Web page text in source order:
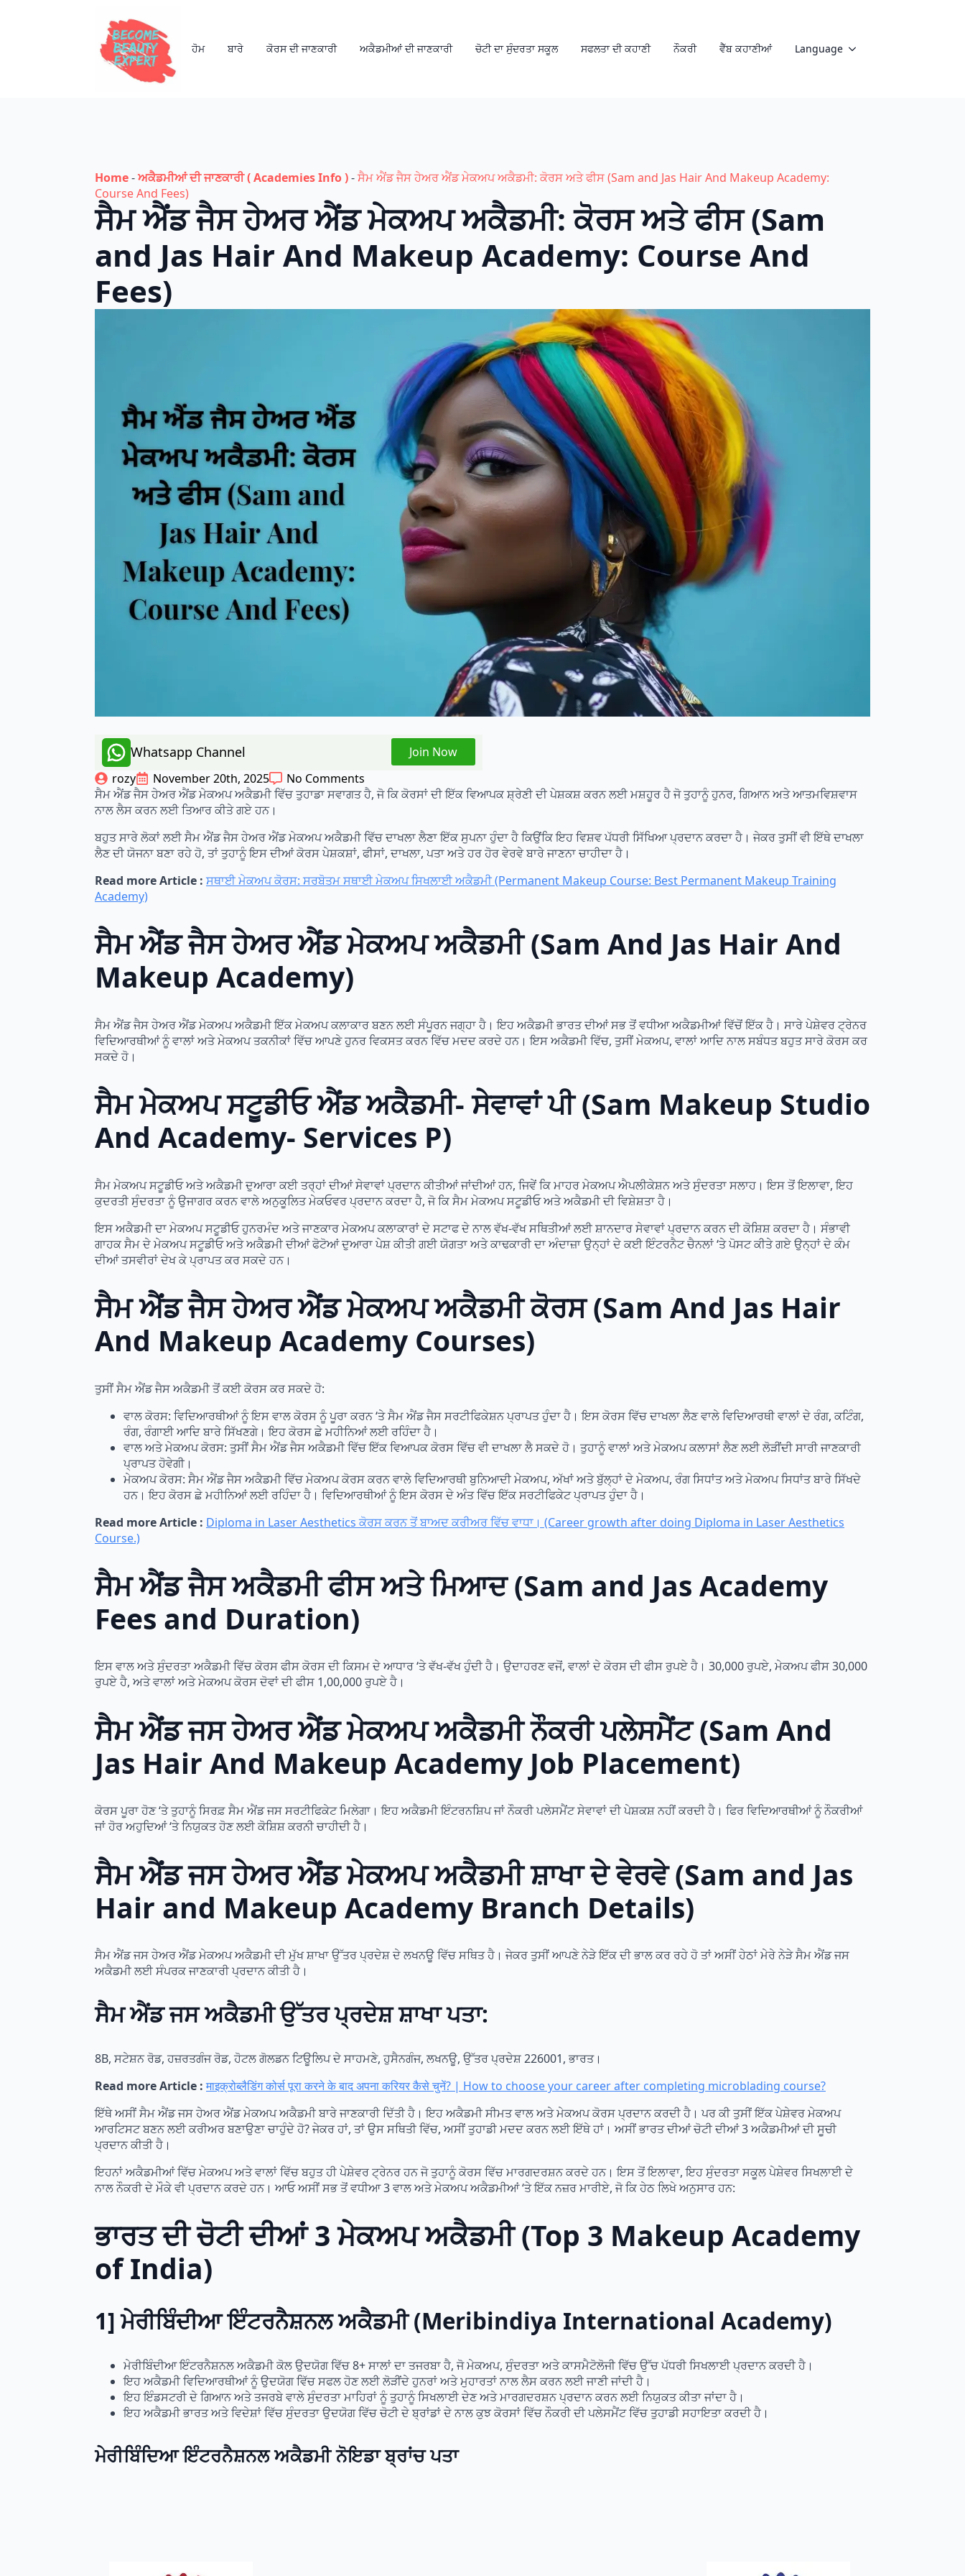
ਹੋਮ ਬਾਰੇ ਕੋਰਸ ਦੀ ਜਾਣਕਾਰੀ ਅਕੈਡਮੀਆਂ ਦੀ ਜਾਣਕਾਰੀ ਚੋਟੀ ਦਾ ਸੁੰਦਰਤਾ ਸਕੂਲ ਸਫਲਤਾ ਦੀ ਕਹਾਣੀ ਨੌਕਰੀ ਵੈੱਬ ਕਹਾਣੀਆਂ Language
Home-ਅਕੈਡਮੀਆਂ ਦੀ ਜਾਣਕਾਰੀ ( Academies Info )-ਸੈਮ ਐਂਡ ਜੈਸ ਹੇਅਰ ਐਂਡ ਮੇਕਅਪ ਅਕੈਡਮੀ: ਕੋਰਸ ਅਤੇ ਫੀਸ (Sam and Jas Hair And Makeup Academy:
Course And Fees)
ਸੈਮ ਐਂਡ ਜੈਸ ਹੇਅਰ ਐਂਡ ਮੇਕਅਪ ਅਕੈਡਮੀ: ਕੋਰਸ ਅਤੇ ਫੀਸ (Sam
and Jas Hair And Makeup Academy: Course And
Fees)
Whatsapp Channel
Join Now
rozy
November 20th, 2025
No Comments
ਸੈਮ ਐਂਡ ਜੈਸ ਹੇਅਰ ਐਂਡ ਮੇਕਅਪ ਅਕੈਡਮੀ ਵਿੱਚ ਤੁਹਾਡਾ ਸਵਾਗਤ ਹੈ, ਜੋ ਕਿ ਕੋਰਸਾਂ ਦੀ ਇੱਕ ਵਿਆਪਕ ਸ਼੍ਰੇਣੀ ਦੀ ਪੇਸ਼ਕਸ਼ ਕਰਨ ਲਈ ਮਸ਼ਹੂਰ ਹੈ ਜੋ ਤੁਹਾਨੂੰ ਹੁਨਰ, ਗਿਆਨ ਅਤੇ ਆਤਮਵਿਸ਼ਵਾਸ
ਨਾਲ ਲੈਸ ਕਰਨ ਲਈ ਤਿਆਰ ਕੀਤੇ ਗਏ ਹਨ।
ਬਹੁਤ ਸਾਰੇ ਲੋਕਾਂ ਲਈ ਸੈਮ ਐਂਡ ਜੈਸ ਹੇਅਰ ਐਂਡ ਮੇਕਅਪ ਅਕੈਡਮੀ ਵਿੱਚ ਦਾਖਲਾ ਲੈਣਾ ਇੱਕ ਸੁਪਨਾ ਹੁੰਦਾ ਹੈ ਕਿਉਂਕਿ ਇਹ ਵਿਸ਼ਵ ਪੱਧਰੀ ਸਿੱਖਿਆ ਪ੍ਰਦਾਨ ਕਰਦਾ ਹੈ। ਜੇਕਰ ਤੁਸੀਂ ਵੀ ਇੱਥੇ ਦਾਖਲਾ
ਲੈਣ ਦੀ ਯੋਜਨਾ ਬਣਾ ਰਹੇ ਹੋ, ਤਾਂ ਤੁਹਾਨੂੰ ਇਸ ਦੀਆਂ ਕੋਰਸ ਪੇਸ਼ਕਸ਼ਾਂ, ਫੀਸਾਂ, ਦਾਖਲਾ, ਪਤਾ ਅਤੇ ਹਰ ਹੋਰ ਵੇਰਵੇ ਬਾਰੇ ਜਾਣਨਾ ਚਾਹੀਦਾ ਹੈ।
Read more Article : ਸਥਾਈ ਮੇਕਅਪ ਕੋਰਸ: ਸਰਬੋਤਮ ਸਥਾਈ ਮੇਕਅਪ ਸਿਖਲਾਈ ਅਕੈਡਮੀ (Permanent Makeup Course: Best Permanent Makeup Training
Academy)
ਸੈਮ ਐਂਡ ਜੈਸ ਹੇਅਰ ਐਂਡ ਮੇਕਅਪ ਅਕੈਡਮੀ (Sam And Jas Hair And
Makeup Academy)
ਸੈਮ ਐਂਡ ਜੈਸ ਹੇਅਰ ਐਂਡ ਮੇਕਅਪ ਅਕੈਡਮੀ ਇੱਕ ਮੇਕਅਪ ਕਲਾਕਾਰ ਬਣਨ ਲਈ ਸੰਪੂਰਨ ਜਗ੍ਹਾ ਹੈ। ਇਹ ਅਕੈਡਮੀ ਭਾਰਤ ਦੀਆਂ ਸਭ ਤੋਂ ਵਧੀਆ ਅਕੈਡਮੀਆਂ ਵਿੱਚੋਂ ਇੱਕ ਹੈ। ਸਾਰੇ ਪੇਸ਼ੇਵਰ ਟ੍ਰੇਨਰ
ਵਿਦਿਆਰਥੀਆਂ ਨੂੰ ਵਾਲਾਂ ਅਤੇ ਮੇਕਅਪ ਤਕਨੀਕਾਂ ਵਿੱਚ ਆਪਣੇ ਹੁਨਰ ਵਿਕਸਤ ਕਰਨ ਵਿੱਚ ਮਦਦ ਕਰਦੇ ਹਨ। ਇਸ ਅਕੈਡਮੀ ਵਿੱਚ, ਤੁਸੀਂ ਮੇਕਅਪ, ਵਾਲਾਂ ਆਦਿ ਨਾਲ ਸਬੰਧਤ ਬਹੁਤ ਸਾਰੇ ਕੋਰਸ ਕਰ
ਸਕਦੇ ਹੋ।
ਸੈਮ ਮੇਕਅਪ ਸਟੂਡੀਓ ਐਂਡ ਅਕੈਡਮੀ- ਸੇਵਾਵਾਂ ਪੀ (Sam Makeup Studio
And Academy- Services P)
ਸੈਮ ਮੇਕਅਪ ਸਟੂਡੀਓ ਅਤੇ ਅਕੈਡਮੀ ਦੁਆਰਾ ਕਈ ਤਰ੍ਹਾਂ ਦੀਆਂ ਸੇਵਾਵਾਂ ਪ੍ਰਦਾਨ ਕੀਤੀਆਂ ਜਾਂਦੀਆਂ ਹਨ, ਜਿਵੇਂ ਕਿ ਮਾਹਰ ਮੇਕਅਪ ਐਪਲੀਕੇਸ਼ਨ ਅਤੇ ਸੁੰਦਰਤਾ ਸਲਾਹ। ਇਸ ਤੋਂ ਇਲਾਵਾ, ਇਹ
ਕੁਦਰਤੀ ਸੁੰਦਰਤਾ ਨੂੰ ਉਜਾਗਰ ਕਰਨ ਵਾਲੇ ਅਨੁਕੂਲਿਤ ਮੇਕਓਵਰ ਪ੍ਰਦਾਨ ਕਰਦਾ ਹੈ, ਜੋ ਕਿ ਸੈਮ ਮੇਕਅਪ ਸਟੂਡੀਓ ਅਤੇ ਅਕੈਡਮੀ ਦੀ ਵਿਸ਼ੇਸ਼ਤਾ ਹੈ।
ਇਸ ਅਕੈਡਮੀ ਦਾ ਮੇਕਅਪ ਸਟੂਡੀਓ ਹੁਨਰਮੰਦ ਅਤੇ ਜਾਣਕਾਰ ਮੇਕਅਪ ਕਲਾਕਾਰਾਂ ਦੇ ਸਟਾਫ ਦੇ ਨਾਲ ਵੱਖ-ਵੱਖ ਸਥਿਤੀਆਂ ਲਈ ਸ਼ਾਨਦਾਰ ਸੇਵਾਵਾਂ ਪ੍ਰਦਾਨ ਕਰਨ ਦੀ ਕੋਸ਼ਿਸ਼ ਕਰਦਾ ਹੈ। ਸੰਭਾਵੀ
ਗਾਹਕ ਸੈਮ ਦੇ ਮੇਕਅਪ ਸਟੂਡੀਓ ਅਤੇ ਅਕੈਡਮੀ ਦੀਆਂ ਫੋਟੋਆਂ ਦੁਆਰਾ ਪੇਸ਼ ਕੀਤੀ ਗਈ ਯੋਗਤਾ ਅਤੇ ਕਾਢਕਾਰੀ ਦਾ ਅੰਦਾਜ਼ਾ ਉਨ੍ਹਾਂ ਦੇ ਕਈ ਇੰਟਰਨੈਟ ਚੈਨਲਾਂ ‘ਤੇ ਪੋਸਟ ਕੀਤੇ ਗਏ ਉਨ੍ਹਾਂ ਦੇ ਕੰਮ
ਦੀਆਂ ਤਸਵੀਰਾਂ ਦੇਖ ਕੇ ਪ੍ਰਾਪਤ ਕਰ ਸਕਦੇ ਹਨ।
ਸੈਮ ਐਂਡ ਜੈਸ ਹੇਅਰ ਐਂਡ ਮੇਕਅਪ ਅਕੈਡਮੀ ਕੋਰਸ (Sam And Jas Hair
And Makeup Academy Courses)
ਤੁਸੀਂ ਸੈਮ ਐਂਡ ਜੈਸ ਅਕੈਡਮੀ ਤੋਂ ਕਈ ਕੋਰਸ ਕਰ ਸਕਦੇ ਹੋ:
ਵਾਲ ਕੋਰਸ: ਵਿਦਿਆਰਥੀਆਂ ਨੂੰ ਇਸ ਵਾਲ ਕੋਰਸ ਨੂੰ ਪੂਰਾ ਕਰਨ ‘ਤੇ ਸੈਮ ਐਂਡ ਜੈਸ ਸਰਟੀਫਿਕੇਸ਼ਨ ਪ੍ਰਾਪਤ ਹੁੰਦਾ ਹੈ। ਇਸ ਕੋਰਸ ਵਿੱਚ ਦਾਖਲਾ ਲੈਣ ਵਾਲੇ ਵਿਦਿਆਰਥੀ ਵਾਲਾਂ ਦੇ ਰੰਗ, ਕਟਿੰਗ,
ਰੰਗ, ਰੰਗਾਈ ਆਦਿ ਬਾਰੇ ਸਿੱਖਣਗੇ। ਇਹ ਕੋਰਸ ਛੇ ਮਹੀਨਿਆਂ ਲਈ ਰਹਿੰਦਾ ਹੈ।
ਵਾਲ ਅਤੇ ਮੇਕਅਪ ਕੋਰਸ: ਤੁਸੀਂ ਸੈਮ ਐਂਡ ਜੈਸ ਅਕੈਡਮੀ ਵਿੱਚ ਇੱਕ ਵਿਆਪਕ ਕੋਰਸ ਵਿੱਚ ਵੀ ਦਾਖਲਾ ਲੈ ਸਕਦੇ ਹੋ। ਤੁਹਾਨੂੰ ਵਾਲਾਂ ਅਤੇ ਮੇਕਅਪ ਕਲਾਸਾਂ ਲੈਣ ਲਈ ਲੋੜੀਂਦੀ ਸਾਰੀ ਜਾਣਕਾਰੀ
ਪ੍ਰਾਪਤ ਹੋਵੇਗੀ।
ਮੇਕਅਪ ਕੋਰਸ: ਸੈਮ ਐਂਡ ਜੈਸ ਅਕੈਡਮੀ ਵਿੱਚ ਮੇਕਅਪ ਕੋਰਸ ਕਰਨ ਵਾਲੇ ਵਿਦਿਆਰਥੀ ਬੁਨਿਆਦੀ ਮੇਕਅਪ, ਅੱਖਾਂ ਅਤੇ ਬੁੱਲ੍ਹਾਂ ਦੇ ਮੇਕਅਪ, ਰੰਗ ਸਿਧਾਂਤ ਅਤੇ ਮੇਕਅਪ ਸਿਧਾਂਤ ਬਾਰੇ ਸਿੱਖਦੇ
ਹਨ। ਇਹ ਕੋਰਸ ਛੇ ਮਹੀਨਿਆਂ ਲਈ ਰਹਿੰਦਾ ਹੈ। ਵਿਦਿਆਰਥੀਆਂ ਨੂੰ ਇਸ ਕੋਰਸ ਦੇ ਅੰਤ ਵਿੱਚ ਇੱਕ ਸਰਟੀਫਿਕੇਟ ਪ੍ਰਾਪਤ ਹੁੰਦਾ ਹੈ।
Read more Article : Diploma in Laser Aesthetics ਕੋਰਸ ਕਰਨ ਤੋਂ ਬਾਅਦ ਕਰੀਅਰ ਵਿੱਚ ਵਾਧਾ। (Career growth after doing Diploma in Laser Aesthetics
Course.)
ਸੈਮ ਐਂਡ ਜੈਸ ਅਕੈਡਮੀ ਫੀਸ ਅਤੇ ਮਿਆਦ (Sam and Jas Academy
Fees and Duration)
ਇਸ ਵਾਲ ਅਤੇ ਸੁੰਦਰਤਾ ਅਕੈਡਮੀ ਵਿੱਚ ਕੋਰਸ ਫੀਸ ਕੋਰਸ ਦੀ ਕਿਸਮ ਦੇ ਆਧਾਰ ‘ਤੇ ਵੱਖ-ਵੱਖ ਹੁੰਦੀ ਹੈ। ਉਦਾਹਰਣ ਵਜੋਂ, ਵਾਲਾਂ ਦੇ ਕੋਰਸ ਦੀ ਫੀਸ ਰੁਪਏ ਹੈ। 30,000 ਰੁਪਏ, ਮੇਕਅਪ ਫੀਸ 30,000
ਰੁਪਏ ਹੈ, ਅਤੇ ਵਾਲਾਂ ਅਤੇ ਮੇਕਅਪ ਕੋਰਸ ਦੋਵਾਂ ਦੀ ਫੀਸ 1,00,000 ਰੁਪਏ ਹੈ।
ਸੈਮ ਐਂਡ ਜਸ ਹੇਅਰ ਐਂਡ ਮੇਕਅਪ ਅਕੈਡਮੀ ਨੌਕਰੀ ਪਲੇਸਮੈਂਟ (Sam And
Jas Hair And Makeup Academy Job Placement)
ਕੋਰਸ ਪੂਰਾ ਹੋਣ ‘ਤੇ ਤੁਹਾਨੂੰ ਸਿਰਫ਼ ਸੈਮ ਐਂਡ ਜਸ ਸਰਟੀਫਿਕੇਟ ਮਿਲੇਗਾ। ਇਹ ਅਕੈਡਮੀ ਇੰਟਰਨਸ਼ਿਪ ਜਾਂ ਨੌਕਰੀ ਪਲੇਸਮੈਂਟ ਸੇਵਾਵਾਂ ਦੀ ਪੇਸ਼ਕਸ਼ ਨਹੀਂ ਕਰਦੀ ਹੈ। ਫਿਰ ਵਿਦਿਆਰਥੀਆਂ ਨੂੰ ਨੌਕਰੀਆਂ
ਜਾਂ ਹੋਰ ਅਹੁਦਿਆਂ ‘ਤੇ ਨਿਯੁਕਤ ਹੋਣ ਲਈ ਕੋਸ਼ਿਸ਼ ਕਰਨੀ ਚਾਹੀਦੀ ਹੈ।
ਸੈਮ ਐਂਡ ਜਸ ਹੇਅਰ ਐਂਡ ਮੇਕਅਪ ਅਕੈਡਮੀ ਸ਼ਾਖਾ ਦੇ ਵੇਰਵੇ (Sam and Jas
Hair and Makeup Academy Branch Details)
ਸੈਮ ਐਂਡ ਜਸ ਹੇਅਰ ਐਂਡ ਮੇਕਅਪ ਅਕੈਡਮੀ ਦੀ ਮੁੱਖ ਸ਼ਾਖਾ ਉੱਤਰ ਪ੍ਰਦੇਸ਼ ਦੇ ਲਖਨਊ ਵਿੱਚ ਸਥਿਤ ਹੈ। ਜੇਕਰ ਤੁਸੀਂ ਆਪਣੇ ਨੇੜੇ ਇੱਕ ਦੀ ਭਾਲ ਕਰ ਰਹੇ ਹੋ ਤਾਂ ਅਸੀਂ ਹੇਠਾਂ ਮੇਰੇ ਨੇੜੇ ਸੈਮ ਐਂਡ ਜਸ
ਅਕੈਡਮੀ ਲਈ ਸੰਪਰਕ ਜਾਣਕਾਰੀ ਪ੍ਰਦਾਨ ਕੀਤੀ ਹੈ।
ਸੈਮ ਐਂਡ ਜਸ ਅਕੈਡਮੀ ਉੱਤਰ ਪ੍ਰਦੇਸ਼ ਸ਼ਾਖਾ ਪਤਾ:
8B, ਸਟੇਸ਼ਨ ਰੋਡ, ਹਜ਼ਰਤਗੰਜ ਰੋਡ, ਹੋਟਲ ਗੋਲਡਨ ਟਿਊਲਿਪ ਦੇ ਸਾਹਮਣੇ, ਹੁਸੈਨਗੰਜ, ਲਖਨਊ, ਉੱਤਰ ਪ੍ਰਦੇਸ਼ 226001, ਭਾਰਤ।
Read more Article :माइक्रोब्लैडिंग कोर्स पूरा करने के बाद अपना करियर कैसे चुनें? | How to choose your career after completing microblading course?
ਇੱਥੇ ਅਸੀਂ ਸੈਮ ਐਂਡ ਜਸ ਹੇਅਰ ਐਂਡ ਮੇਕਅਪ ਅਕੈਡਮੀ ਬਾਰੇ ਜਾਣਕਾਰੀ ਦਿੱਤੀ ਹੈ। ਇਹ ਅਕੈਡਮੀ ਸੀਮਤ ਵਾਲ ਅਤੇ ਮੇਕਅਪ ਕੋਰਸ ਪ੍ਰਦਾਨ ਕਰਦੀ ਹੈ। ਪਰ ਕੀ ਤੁਸੀਂ ਇੱਕ ਪੇਸ਼ੇਵਰ ਮੇਕਅਪ
ਆਰਟਿਸਟ ਬਣਨ ਲਈ ਕਰੀਅਰ ਬਣਾਉਣਾ ਚਾਹੁੰਦੇ ਹੋ? ਜੇਕਰ ਹਾਂ, ਤਾਂ ਉਸ ਸਥਿਤੀ ਵਿੱਚ, ਅਸੀਂ ਤੁਹਾਡੀ ਮਦਦ ਕਰਨ ਲਈ ਇੱਥੇ ਹਾਂ। ਅਸੀਂ ਭਾਰਤ ਦੀਆਂ ਚੋਟੀ ਦੀਆਂ 3 ਅਕੈਡਮੀਆਂ ਦੀ ਸੂਚੀ
ਪ੍ਰਦਾਨ ਕੀਤੀ ਹੈ।
ਇਹਨਾਂ ਅਕੈਡਮੀਆਂ ਵਿੱਚ ਮੇਕਅਪ ਅਤੇ ਵਾਲਾਂ ਵਿੱਚ ਬਹੁਤ ਹੀ ਪੇਸ਼ੇਵਰ ਟ੍ਰੇਨਰ ਹਨ ਜੋ ਤੁਹਾਨੂੰ ਕੋਰਸ ਵਿੱਚ ਮਾਰਗਦਰਸ਼ਨ ਕਰਦੇ ਹਨ। ਇਸ ਤੋਂ ਇਲਾਵਾ, ਇਹ ਸੁੰਦਰਤਾ ਸਕੂਲ ਪੇਸ਼ੇਵਰ ਸਿਖਲਾਈ ਦੇ
ਨਾਲ ਨੌਕਰੀ ਦੇ ਮੌਕੇ ਵੀ ਪ੍ਰਦਾਨ ਕਰਦੇ ਹਨ। ਆਓ ਅਸੀਂ ਸਭ ਤੋਂ ਵਧੀਆ 3 ਵਾਲ ਅਤੇ ਮੇਕਅਪ ਅਕੈਡਮੀਆਂ ‘ਤੇ ਇੱਕ ਨਜ਼ਰ ਮਾਰੀਏ, ਜੋ ਕਿ ਹੇਠ ਲਿਖੇ ਅਨੁਸਾਰ ਹਨ:
ਭਾਰਤ ਦੀ ਚੋਟੀ ਦੀਆਂ 3 ਮੇਕਅਪ ਅਕੈਡਮੀ (Top 3 Makeup Academy
of India)
1] ਮੇਰੀਬਿੰਦੀਆ ਇੰਟਰਨੈਸ਼ਨਲ ਅਕੈਡਮੀ (Meribindiya International Academy)
ਮੇਰੀਬਿੰਦੀਆ ਇੰਟਰਨੈਸ਼ਨਲ ਅਕੈਡਮੀ ਕੋਲ ਉਦਯੋਗ ਵਿੱਚ 8+ ਸਾਲਾਂ ਦਾ ਤਜਰਬਾ ਹੈ, ਜੋ ਮੇਕਅਪ, ਸੁੰਦਰਤਾ ਅਤੇ ਕਾਸਮੈਟੋਲੋਜੀ ਵਿੱਚ ਉੱਚ ਪੱਧਰੀ ਸਿਖਲਾਈ ਪ੍ਰਦਾਨ ਕਰਦੀ ਹੈ।
ਇਹ ਅਕੈਡਮੀ ਵਿਦਿਆਰਥੀਆਂ ਨੂੰ ਉਦਯੋਗ ਵਿੱਚ ਸਫਲ ਹੋਣ ਲਈ ਲੋੜੀਂਦੇ ਹੁਨਰਾਂ ਅਤੇ ਮੁਹਾਰਤਾਂ ਨਾਲ ਲੈਸ ਕਰਨ ਲਈ ਜਾਣੀ ਜਾਂਦੀ ਹੈ।
ਇਹ ਇੰਡਸਟਰੀ ਦੇ ਗਿਆਨ ਅਤੇ ਤਜਰਬੇ ਵਾਲੇ ਸੁੰਦਰਤਾ ਮਾਹਿਰਾਂ ਨੂੰ ਤੁਹਾਨੂੰ ਸਿਖਲਾਈ ਦੇਣ ਅਤੇ ਮਾਰਗਦਰਸ਼ਨ ਪ੍ਰਦਾਨ ਕਰਨ ਲਈ ਨਿਯੁਕਤ ਕੀਤਾ ਜਾਂਦਾ ਹੈ।
ਇਹ ਅਕੈਡਮੀ ਭਾਰਤ ਅਤੇ ਵਿਦੇਸ਼ਾਂ ਵਿੱਚ ਸੁੰਦਰਤਾ ਉਦਯੋਗ ਵਿੱਚ ਚੋਟੀ ਦੇ ਬ੍ਰਾਂਡਾਂ ਦੇ ਨਾਲ ਕੁਝ ਕੋਰਸਾਂ ਵਿੱਚ ਨੌਕਰੀ ਦੀ ਪਲੇਸਮੈਂਟ ਵਿੱਚ ਤੁਹਾਡੀ ਸਹਾਇਤਾ ਕਰਦੀ ਹੈ।
ਮੇਰੀਬਿੰਦਿਆ ਇੰਟਰਨੈਸ਼ਨਲ ਅਕੈਡਮੀਨੋਇਡਾ ਬ੍ਰਾਂਚ ਪਤਾ